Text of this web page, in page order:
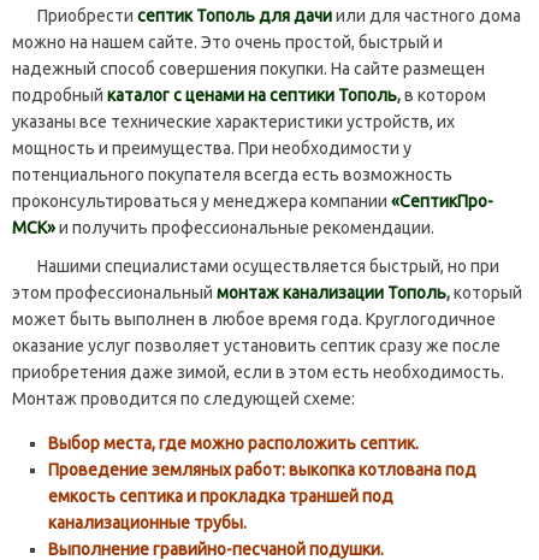
Приобрести септик Тополь для дачиили для частного дома
можно на нашем сайте. Это очень простой, быстрый и
надежный способ совершения покупки. На сайте размещен
подробный каталог с ценами на септики Тополь,в котором
указаны все технические характеристики устройств, их
мощность и преимущества. При необходимости у
потенциального покупателя всегда есть возможность
проконсультироваться у менеджера компании «СептикПро-
МСК»и получить профессиональные рекомендации.
Нашими специалистами осуществляется быстрый, но при
этом профессиональный монтаж канализации Тополь,который
может быть выполнен в любое время года. Круглогодичное
оказание услуг позволяет установить септик сразу же после
приобретения даже зимой, если в этом есть необходимость.
Монтаж проводится по следующей схеме:
Выбор места, где можно расположить септик.
Проведение земляных работ: выкопка котлована под
емкость септика и прокладка траншей под
канализационные трубы.
Выполнение гравийно-песчаной подушки.